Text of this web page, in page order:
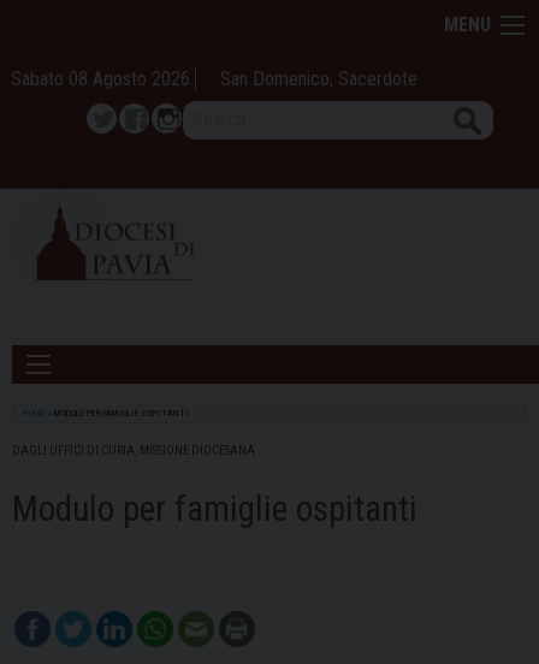
content
MENU
Sabato 08 Agosto 2026 San Domenico, Sacerdote
TwitterFacebook
Instagram
HOME MODULO PER FAMIGLIE OSPITANTI
DAGLI UFFICI DI CURIA MISSIONE DIOCESANA
Modulo per famiglie ospitanti